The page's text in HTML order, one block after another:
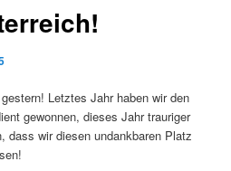
Letztes Jahr haben wir den
gewonnen, dieses Jahr trauriger
dass wir diesen undankbaren Platz